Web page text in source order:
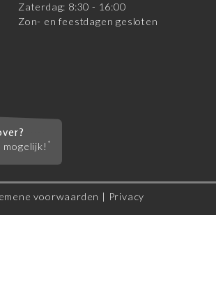
Zaterdag: 8:30 - 16:00
Zon- en feestdagen gesloten
*
voorwaarden | Privacy